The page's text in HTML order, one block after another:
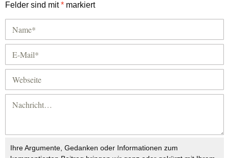
Felder sind mit* markiert
Ihre Argumente, Gedanken oder Informationen zum